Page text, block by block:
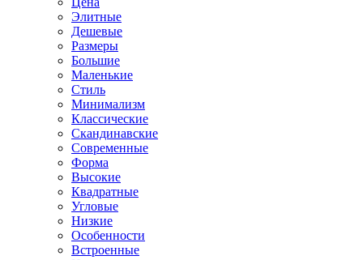
Элитные
Дешевые
Размеры
Большие
Маленькие
Стиль
Минимализм
Классические
Скандинавские
Современные
Форма
Высокие
Квадратные
Угловые
Низкие
Особенности
Встроенные